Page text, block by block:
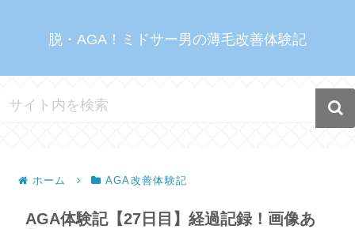
脱・AGA！ミドサー男の薄毛改善体験記
ホーム AGA改善体験記
AGA体験記【27日目】経過記録！画像あ